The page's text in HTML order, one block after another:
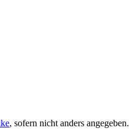
, sofern nicht anders angegeben.